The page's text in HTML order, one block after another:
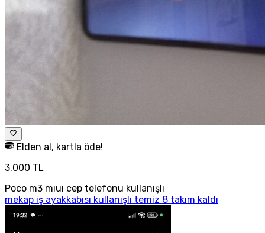
Elden al, kartla öde!
3.000 TL
Poco m3 mıuı cep telefonu kullanışlı
mekap iş ayakkabısı kullanışlı temiz 8 takım kaldı